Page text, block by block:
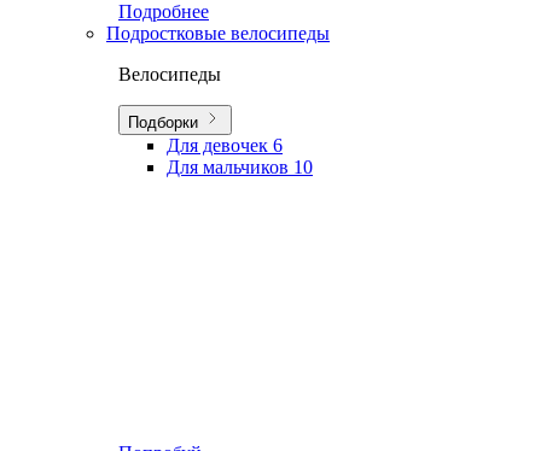
Подробнее
Подростковые велосипеды
Велосипеды
Подборки
Для девочек 6
Для мальчиков 10